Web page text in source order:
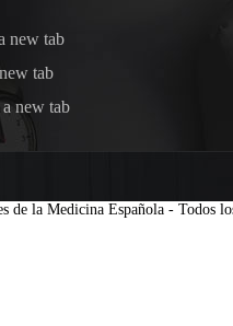
new tab
tab
new tab
la Medicina Española - Todos